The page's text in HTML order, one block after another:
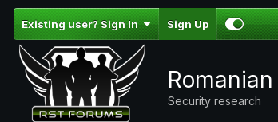
Existing user? Sign In Sign Up
Security research